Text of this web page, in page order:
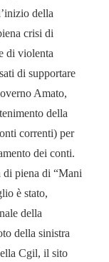
della
crisi di
di violenta
di supportare
Amato,
della
correnti) per
dei conti.
di piena di “Mani
è stato,
della
della sinistra
Cgil, il sito